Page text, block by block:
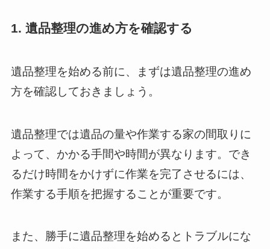
1. 遺品整理の進め方を確認する
遺品整理を始める前に、まずは遺品整理の進め
方を確認しておきましょう。
遺品整理では遺品の量や作業する家の間取りに
よって、かかる手間や時間が異なります。でき
るだけ時間をかけずに作業を完了させるには、
作業する手順を把握することが重要です。
また、勝手に遺品整理を始めるとトラブルにな